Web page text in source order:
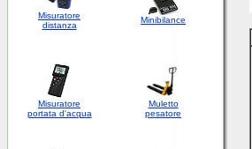
Misuratore
distanza
Minibilance
Misuratore
portata d'acqua
Muletto
pesatore